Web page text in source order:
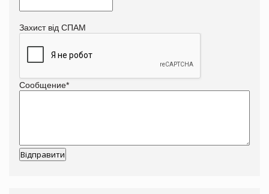
Захист від СПАМ
Сообщение*